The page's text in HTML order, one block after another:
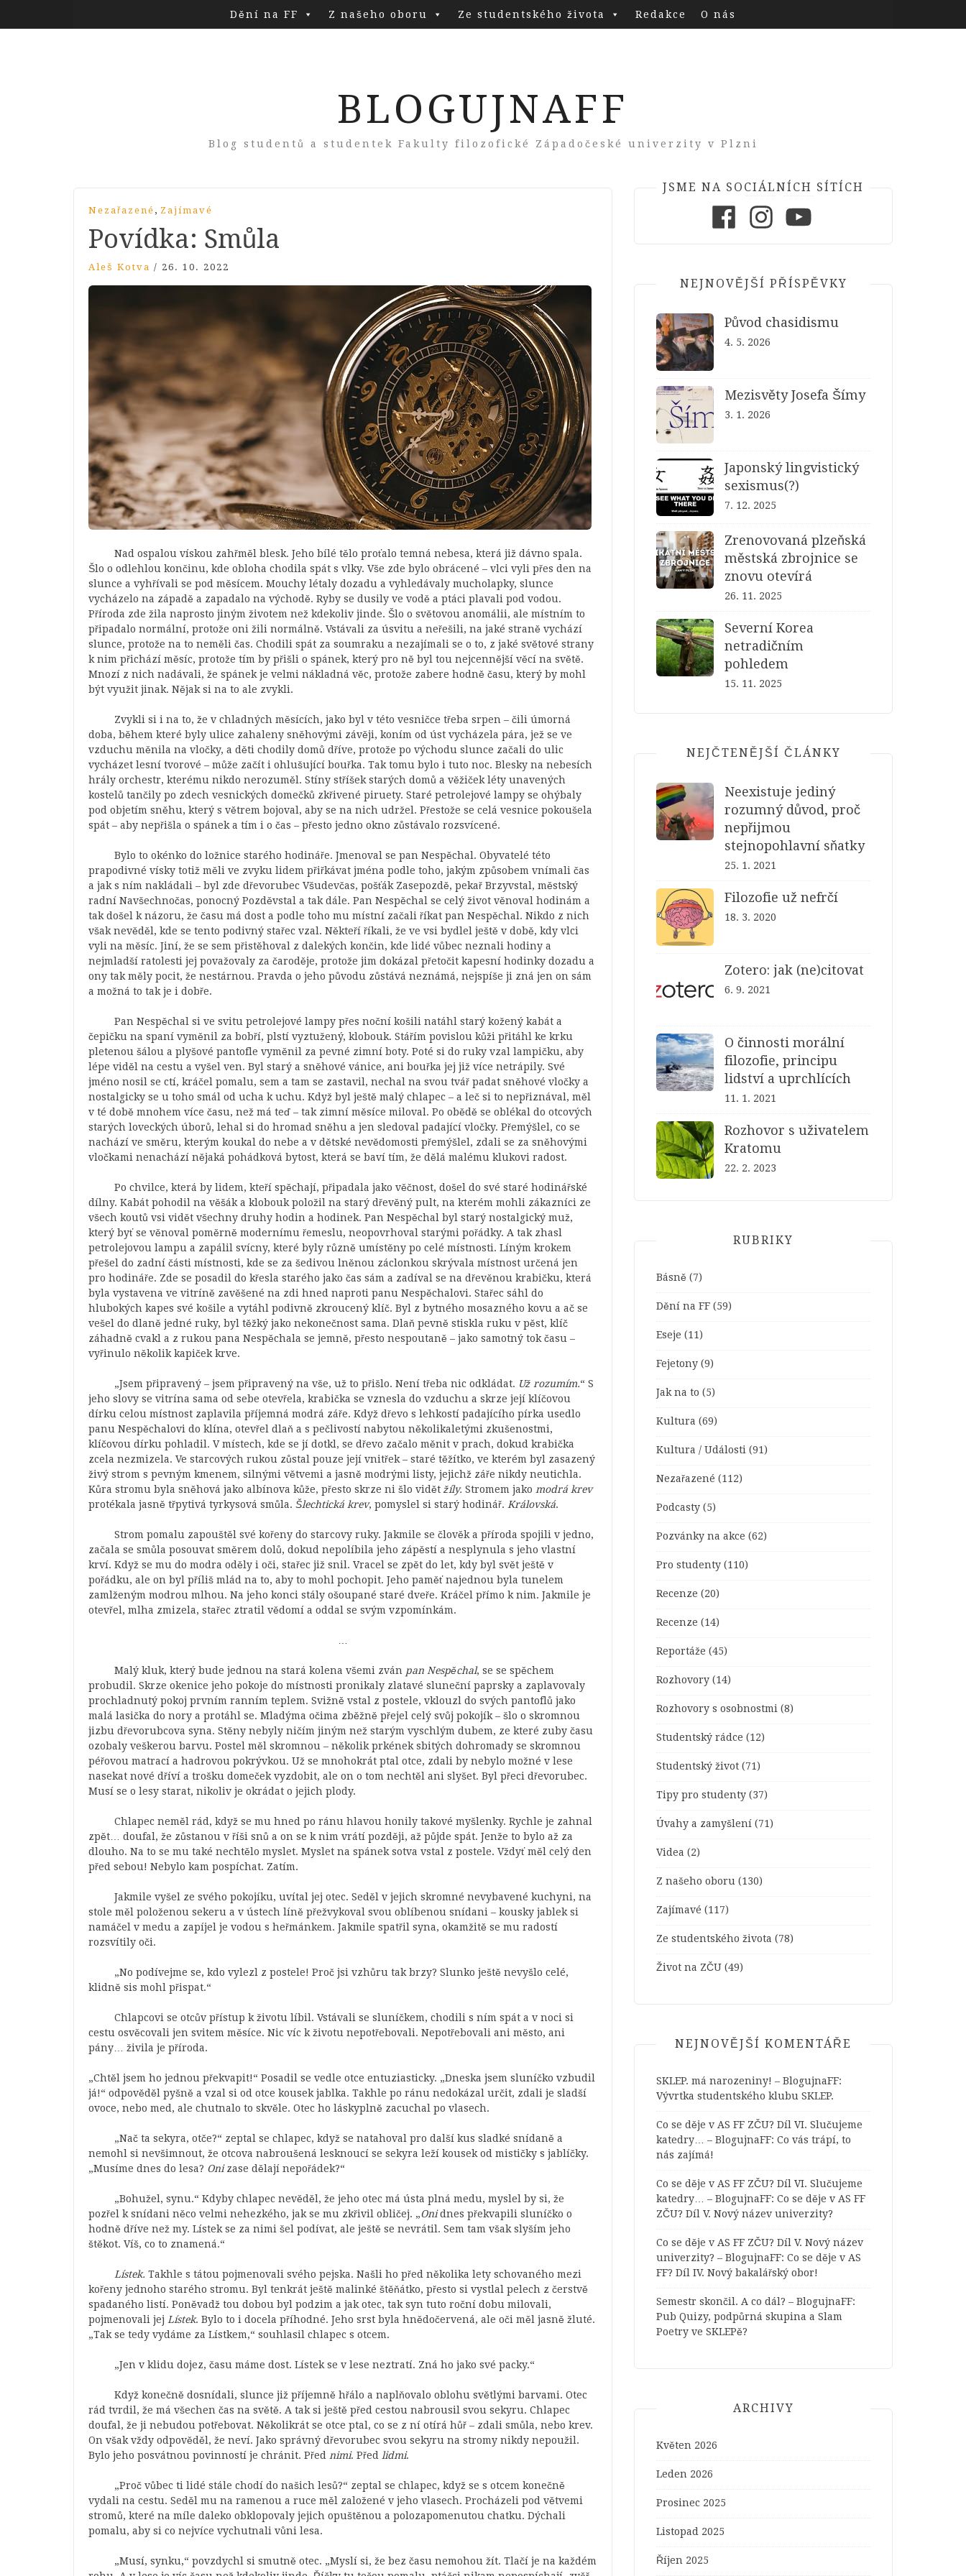
Dění na FF Z našeho oboru Ze studentského života Redakce O nás
BLOGUJNAFF
Blog studentů a studentek Fakulty filozofické Západočeské univerzity v Plzni
Nezařazené , Zajímavé
Povídka: Smůla
Aleš Kotva / 26. 10. 2022
Nad ospalou vískou zahřměl blesk. Jeho bílé tělo proťalo temná nebesa, která již dávno spala.
Šlo o odlehlou končinu, kde obloha chodila spát s vlky. Vše zde bylo obrácené – vlci vyli přes den na
slunce a vyhřívali se pod měsícem. Mouchy létaly dozadu a vyhledávaly mucholapky, slunce
vycházelo na západě a zapadalo na východě. Ryby se dusily ve vodě a ptáci plavali pod vodou.
Příroda zde žila naprosto jiným životem než kdekoliv jinde. Šlo o světovou anomálii, ale místním to
připadalo normální, protože oni žili normálně. Vstávali za úsvitu a neřešili, na jaké straně vychází
slunce, protože na to neměli čas. Chodili spát za soumraku a nezajímali se o to, z jaké světové strany
k nim přichází měsíc, protože tím by přišli o spánek, který pro ně byl tou nejcennější věcí na světě.
Mnozí z nich nadávali, že spánek je velmi nákladná věc, protože zabere hodně času, který by mohl
být využit jinak. Nějak si na to ale zvykli.
Zvykli si i na to, že v chladných měsících, jako byl v této vesničce třeba srpen – čili úmorná
doba, během které byly ulice zahaleny sněhovými závěji, koním od úst vycházela pára, jež se ve
vzduchu měnila na vločky, a děti chodily domů dříve, protože po východu slunce začali do ulic
vycházet lesní tvorové – může začít i ohlušující bouřka. Tak tomu bylo i tuto noc. Blesky na nebesích
hrály orchestr, kterému nikdo nerozuměl. Stíny stříšek starých domů a věžiček léty unavených
kostelů tančily po zdech vesnických domečků zkřivené piruety. Staré petrolejové lampy se ohýbaly
pod objetím sněhu, který s větrem bojoval, aby se na nich udržel. Přestože se celá vesnice pokoušela
spát – aby nepřišla o spánek a tím i o čas – přesto jedno okno zůstávalo rozsvícené.
Bylo to okénko do ložnice starého hodináře. Jmenoval se pan Nespěchal. Obyvatelé této
prapodivné vísky totiž měli ve zvyku lidem přiřkávat jména podle toho, jakým způsobem vnímali čas
a jak s ním nakládali – byl zde dřevorubec Všudevčas, pošťák Zasepozdě, pekař Brzyvstal, městský
radní Navšechnočas, ponocný Pozděvstal a tak dále. Pan Nespěchal se celý život věnoval hodinám a
tak došel k názoru, že času má dost a podle toho mu místní začali říkat pan Nespěchal. Nikdo z nich
však nevěděl, kde se tento podivný stařec vzal. Někteří říkali, že ve vsi bydlel ještě v době, kdy vlci
vyli na měsíc. Jiní, že se sem přistěhoval z dalekých končin, kde lidé vůbec neznali hodiny a
nejmladší ratolesti jej považovaly za čaroděje, protože jim dokázal přetočit kapesní hodinky dozadu a
ony tak měly pocit, že nestárnou. Pravda o jeho původu zůstává neznámá, nejspíše ji zná jen on sám
a možná to tak je i dobře.
Pan Nespěchal si ve svitu petrolejové lampy přes noční košili natáhl starý kožený kabát a
čepičku na spaní vyměnil za bobří, plstí vyztužený, klobouk. Stářím povislou kůži přitáhl ke krku
pletenou šálou a plyšové pantofle vyměnil za pevné zimní boty. Poté si do ruky vzal lampičku, aby
lépe viděl na cestu a vyšel ven. Byl starý a sněhové vánice, ani bouřka jej již více netrápily. Své
jméno nosil se ctí, kráčel pomalu, sem a tam se zastavil, nechal na svou tvář padat sněhové vločky a
nostalgicky se u toho smál od ucha k uchu. Když byl ještě malý chlapec – a leč si to nepřiznával, měl
v té době mnohem více času, než má teď – tak zimní měsíce miloval. Po obědě se oblékal do otcových
starých loveckých úborů, lehal si do hromad sněhu a jen sledoval padající vločky. Přemýšlel, co se
nachází ve směru, kterým koukal do nebe a v dětské nevědomosti přemýšlel, zdali se za sněhovými
vločkami nenachází nějaká pohádková bytost, která se baví tím, že dělá malému klukovi radost.
Po chvilce, která by lidem, kteří spěchají, připadala jako věčnost, došel do své staré hodinářské
dílny. Kabát pohodil na věšák a klobouk položil na starý dřevěný pult, na kterém mohli zákazníci ze
všech koutů vsi vidět všechny druhy hodin a hodinek. Pan Nespěchal byl starý nostalgický muž,
který byť se věnoval poměrně modernímu řemeslu, neopovrhoval starými pořádky. A tak zhasl
petrolejovou lampu a zapálil svícny, které byly různě umístěny po celé místnosti. Líným krokem
přešel do zadní části místnosti, kde se za šedivou lněnou záclonkou skrývala místnost určená jen
pro hodináře. Zde se posadil do křesla starého jako čas sám a zadíval se na dřevěnou krabičku, která
byla vystavena ve vitríně zavěšené na zdi hned naproti panu Nespěchalovi. Stařec sáhl do
hlubokých kapes své košile a vytáhl podivně zkroucený klíč. Byl z bytného mosazného kovu a ač se
vešel do dlaně jedné ruky, byl těžký jako nekonečnost sama. Dlaň pevně stiskla ruku v pěst, klíč
záhadně cvakl a z rukou pana Nespěchala se jemně, přesto nespoutaně – jako samotný tok času –
vyřinulo několik kapiček krve.
„Jsem připravený – jsem připravený na vše, už to přišlo. Není třeba nic odkládat. Už rozumím.“ S
jeho slovy se vitrína sama od sebe otevřela, krabička se vznesla do vzduchu a skrze její klíčovou
dírku celou místnost zaplavila příjemná modrá záře. Když dřevo s lehkostí padajícího pírka usedlo
panu Nespěchalovi do klína, otevřel dlaň a s pečlivostí nabytou několikaletými zkušenostmi,
klíčovou dírku pohladil. V místech, kde se jí dotkl, se dřevo začalo měnit v prach, dokud krabička
zcela nezmizela. Ve starcových rukou zůstal pouze její vnitřek – staré těžítko, ve kterém byl zasazený
živý strom s pevným kmenem, silnými větvemi a jasně modrými listy, jejichž záře nikdy neutichla.
Kůra stromu byla sněhová jako albínova kůže, přesto skrze ni šlo vidět žíly. Stromem jako modrá krev
protékala jasně třpytivá tyrkysová smůla. Šlechtická krev, pomyslel si starý hodinář. Královská.
Strom pomalu zapouštěl své kořeny do starcovy ruky. Jakmile se člověk a příroda spojili v jedno,
začala se smůla posouvat směrem dolů, dokud nepolíbila jeho zápěstí a nesplynula s jeho vlastní
krví. Když se mu do modra oděly i oči, stařec již snil. Vracel se zpět do let, kdy byl svět ještě v
pořádku, ale on byl příliš mlád na to, aby to mohl pochopit. Jeho paměť najednou byla tunelem
zamlženým modrou mlhou. Na jeho konci stály ošoupané staré dveře. Kráčel přímo k nim. Jakmile je
otevřel, mlha zmizela, stařec ztratil vědomí a oddal se svým vzpomínkám.
Malý kluk, který bude jednou na stará kolena všemi zván pan Nespěchal, se se spěchem
probudil. Skrze okenice jeho pokoje do místnosti pronikaly zlatavé sluneční paprsky a zaplavovaly
prochladnutý pokoj prvním ranním teplem. Svižně vstal z postele, vklouzl do svých pantoflů jako
malá lasička do nory a protáhl se. Mladýma očima zběžně přejel celý svůj pokojík – šlo o skromnou
jizbu dřevorubcova syna. Stěny nebyly ničím jiným než starým vyschlým dubem, ze které zuby času
ozobaly veškerou barvu. Postel měl skromnou – několik prkének sbitých dohromady se skromnou
péřovou matrací a hadrovou pokrývkou. Už se mnohokrát ptal otce, zdali by nebylo možné v lese
nasekat nové dříví a trošku domeček vyzdobit, ale on o tom nechtěl ani slyšet. Byl přeci dřevorubec.
Musí se o lesy starat, nikoliv je okrádat o jejich plody.
Chlapec neměl rád, když se mu hned po ránu hlavou honily takové myšlenky. Rychle je zahnal
zpět… doufal, že zůstanou v říši snů a on se k nim vrátí později, až půjde spát. Jenže to bylo až za
dlouho. Na to se mu také nechtělo myslet. Myslet na spánek sotva vstal z postele. Vždyť měl celý den
před sebou! Nebylo kam pospíchat. Zatím.
Jakmile vyšel ze svého pokojíku, uvítal jej otec. Seděl v jejich skromné nevybavené kuchyni, na
stole měl položenou sekeru a v ústech líně přežvykoval svou oblíbenou snídani – kousky jablek si
namáčel v medu a zapíjel je vodou s heřmánkem. Jakmile spatřil syna, okamžitě se mu radostí
rozsvítily oči.
„No podívejme se, kdo vylezl z postele! Proč jsi vzhůru tak brzy? Slunko ještě nevyšlo celé,
klidně sis mohl přispat.“
Chlapcovi se otcův přístup k životu líbil. Vstávali se sluníčkem, chodili s ním spát a v noci si
cestu osvěcovali jen svitem měsíce. Nic víc k životu nepotřebovali. Nepotřebovali ani město, ani
pány… živila je příroda.
„Chtěl jsem ho jednou překvapit!“ Posadil se vedle otce entuziasticky. „Dneska jsem sluníčko vzbudil
já!“ odpověděl pyšně a vzal si od otce kousek jablka. Takhle po ránu nedokázal určit, zdali je sladší
ovoce, nebo med, ale chutnalo to skvěle. Otec ho láskyplně zacuchal po vlasech.
„Nač ta sekyra, otče?“ zeptal se chlapec, když se natahoval pro další kus sladké snídaně a
nemohl si nevšimnout, že otcova nabroušená lesknoucí se sekyra leží kousek od mističky s jablíčky.
„Musíme dnes do lesa? Onizase dělají nepořádek?“
„Bohužel, synu.“ Kdyby chlapec nevěděl, že jeho otec má ústa plná medu, myslel by si, že
pozřel k snídani něco velmi nehezkého, jak se mu zkřivil obličej. „Onidnes překvapili sluníčko o
hodně dříve než my. Lístek se za nimi šel podívat, ale ještě se nevrátil. Sem tam však slyším jeho
štěkot. Víš, co to znamená.“
Lístek. Takhle s tátou pojmenovali svého pejska. Našli ho před několika lety schovaného mezi
kořeny jednoho starého stromu. Byl tenkrát ještě malinké štěňátko, přesto si vystlal pelech z čerstvě
spadaného listí. Poněvadž tou dobou byl podzim a jak otec, tak syn tuto roční dobu milovali,
pojmenovali jej Lístek. Bylo to i docela příhodné. Jeho srst byla hnědočervená, ale oči měl jasně žluté.
„Tak se tedy vydáme za Lístkem,“ souhlasil chlapec s otcem.
„Jen v klidu dojez, času máme dost. Lístek se v lese neztratí. Zná ho jako své packy.“
Když konečně dosnídali, slunce již příjemně hřálo a naplňovalo oblohu světlými barvami. Otec
rád tvrdil, že má všechen čas na světě. A tak si ještě před cestou nabrousil svou sekyru. Chlapec
doufal, že ji nebudou potřebovat. Několikrát se otce ptal, co se z ní otírá hůř – zdali smůla, nebo krev.
On však vždy odpověděl, že neví. Jako správný dřevorubec svou sekyru na stromy nikdy nepoužil.
Bylo jeho posvátnou povinností je chránit. Před nimi. Před lidmi.
„Proč vůbec ti lidé stále chodí do našich lesů?“ zeptal se chlapec, když se s otcem konečně
vydali na cestu. Seděl mu na ramenou a ruce měl založené v jeho vlasech. Procházeli pod větvemi
stromů, které na míle daleko obklopovaly jejich opuštěnou a polozapomenutou chatku. Dýchali
pomalu, aby si co nejvíce vychutnali vůni lesa.
„Musí, synku,“ povzdychl si smutně otec. „Myslí si, že bez času nemohou žít. Tlačí je na každém
JSME NA SOCIÁLNÍCH SÍTÍCH
NEJNOVĚJŠÍ PŘÍSPĚVKY
Původ chasidismu
4. 5. 2026
Mezisvěty Josefa Šímy
3. 1. 2026
Japonský lingvistický
sexismus(?)
7. 12. 2025
Zrenovovaná plzeňská
městská zbrojnice se
znovu otevírá
26. 11. 2025
Severní Korea
netradičním
pohledem
15. 11. 2025
NEJČTENĚJŠÍ ČLÁNKY
Neexistuje jediný
rozumný důvod, proč
nepřijmou
stejnopohlavní sňatky
25. 1. 2021
Filozofie už nefrčí
18. 3. 2020
Zotero: jak (ne)citovat
6. 9. 2021
O činnosti morální
filozofie, principu
lidství a uprchlících
11. 1. 2021
Rozhovor s uživatelem
Kratomu
22. 2. 2023
RUBRIKY
Básně (7)
Dění na FF (59)
Eseje (11)
Fejetony (9)
Jak na to (5)
Kultura (69)
Kultura / Události (91)
Nezařazené (112)
Podcasty (5)
Pozvánky na akce (62)
Pro studenty (110)
Recenze (20)
Recenze (14)
Reportáže (45)
Rozhovory (14)
Rozhovory s osobnostmi (8)
Studentský rádce (12)
Studentský život (71)
Tipy pro studenty (37)
Úvahy a zamyšlení (71)
Videa (2)
Z našeho oboru (130)
Zajímavé (117)
Ze studentského života (78)
Život na ZČU (49)
NEJNOVĚJŠÍ KOMENTÁŘE
SKLEP. má narozeniny! – BlogujnaFF:
Vývrtka studentského klubu SKLEP.
Co se děje v AS FF ZČU? Díl VI. Slučujeme
katedry… – BlogujnaFF: Co vás trápí, to
nás zajímá!
Co se děje v AS FF ZČU? Díl VI. Slučujeme
katedry… – BlogujnaFF: Co se děje v AS FF
ZČU? Díl V. Nový název univerzity?
Co se děje v AS FF ZČU? Díl V. Nový název
univerzity? – BlogujnaFF: Co se děje v AS
FF? Díl IV. Nový bakalářský obor!
Semestr skončil. A co dál? – BlogujnaFF:
Pub Quizy, podpůrná skupina a Slam
Poetry ve SKLEPě?
ARCHIVY
Květen 2026
Leden 2026
Prosinec 2025
Listopad 2025
Říjen 2025